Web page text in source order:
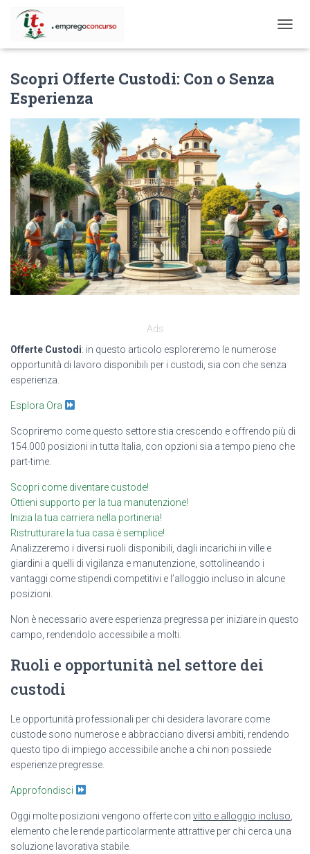
O
V
T
I
O
N
Scopri Offerte Custodi: Con o Senza
Esperienza
Ads
Offerte Custodi: in questo articolo esploreremo le numerose
opportunità di lavoro disponibili per i custodi, sia con che senza
esperienza.
Esplora Ora
Scopriremo come questo settore stia crescendo e offrendo più di
154.000 posizioni in tutta Italia, con opzioni sia a tempo pieno che
part-time.
Scopri come diventare custode!
Ottieni supporto per la tua manutenzione!
Inizia la tua carriera nella portineria!
Ristrutturare la tua casa è semplice!
Analizzeremo i diversi ruoli disponibili, dagli incarichi in ville e
giardini a quelli di vigilanza e manutenzione, sottolineando i
vantaggi come stipendi competitivi e l’alloggio incluso in alcune
posizioni.
Non è necessario avere esperienza pregressa per iniziare in questo
campo, rendendolo accessibile a molti.
Ruoli e opportunità nel settore dei
custodi
Le opportunità professionali per chi desidera lavorare come
custode sono numerose e abbracciano diversi ambiti, rendendo
questo tipo di impiego accessibile anche a chi non possiede
esperienze pregresse.
Approfondisci
Oggi molte posizioni vengono offerte con vitto e alloggio incluso
elemento che le rende particolarmente attrattive per chi cerca una
soluzione lavorativa stabile.